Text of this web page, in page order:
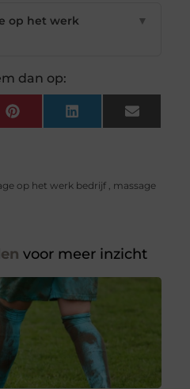
op het werk
▼
dan op:
Pinterest LinkedIn Email
op het werk bedrijf, massage
voor meer inzicht